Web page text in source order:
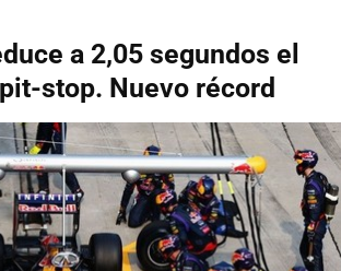
a 2,05 segundos el
stop. Nuevo récord